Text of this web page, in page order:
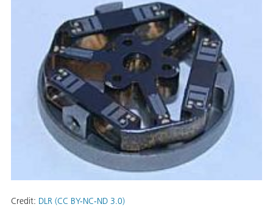
Credit: DLR (CC BY-NC-ND 3.0)